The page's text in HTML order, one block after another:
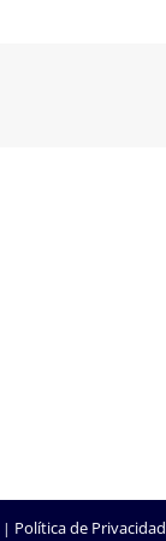
| Política de Privacidad